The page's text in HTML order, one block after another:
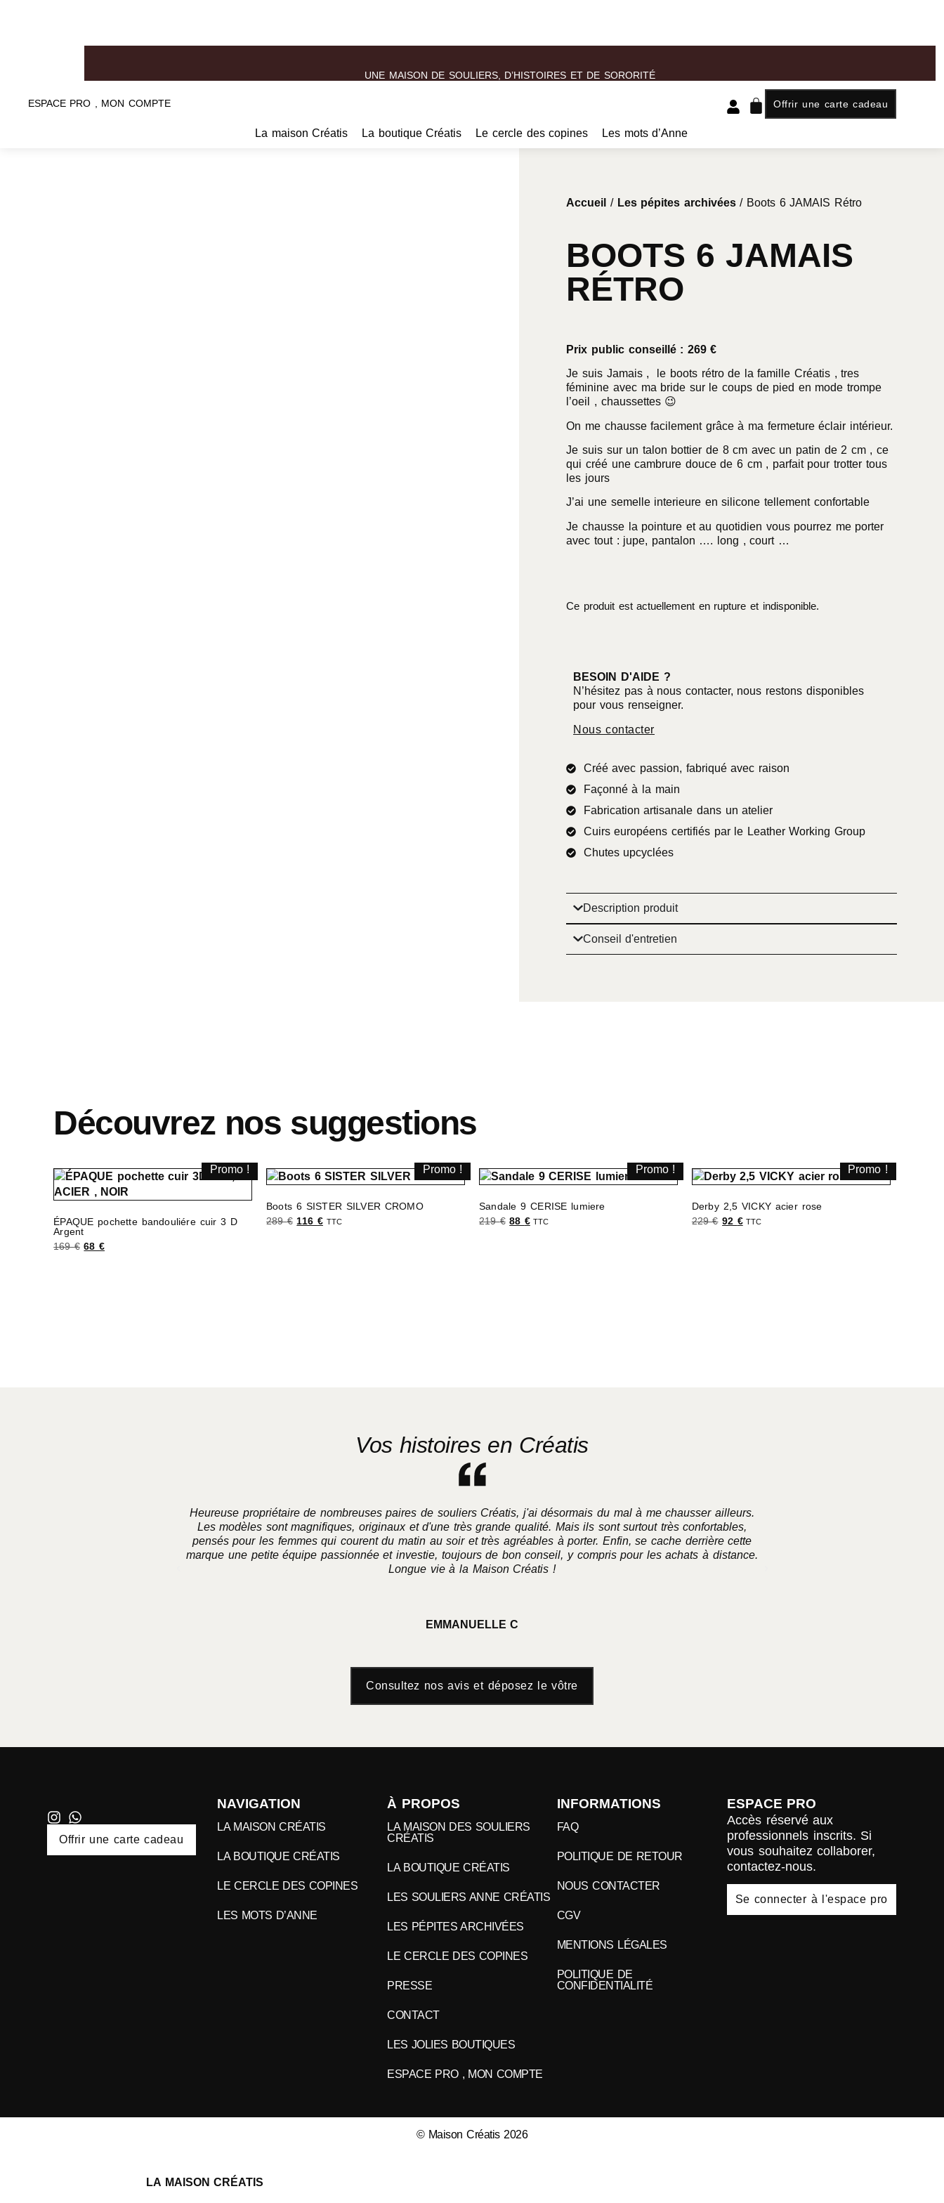
UNE MAISON DE SOULIERS, D’HISTOIRES ET DE SORORITÉ
ESPACE PRO , MON COMPTE Offrir une carte cadeau
La maison Créatis La boutique Créatis Le cercle des copines Les mots d’Anne
Accueil / Les pépites archivées/ Boots 6 JAMAIS Rétro
BOOTS 6 JAMAIS
RÉTRO
Prix public conseillé : 269 €
Je suis Jamais , le boots rétro de la famille Créatis , tres
féminine avec ma bride sur le coups de pied en mode trompe
l’oeil , chaussettes 😉
On me chausse facilement grâce à ma fermeture éclair intérieur.
Je suis sur un talon bottier de 8 cm avec un patin de 2 cm , ce
qui créé une cambrure douce de 6 cm , parfait pour trotter tous
les jours
J’ai une semelle interieure en silicone tellement confortable
Je chausse la pointure et au quotidien vous pourrez me porter
avec tout : jupe, pantalon …. long , court …
Ce produit est actuellement en rupture et indisponible.
BESOIN D'AIDE ?
N’hésitez pas à nous contacter, nous restons disponibles
pour vous renseigner.
Nous contacter
Créé avec passion, fabriqué avec raison
Façonné à la main
Fabrication artisanale dans un atelier
Cuirs européens certifiés par le Leather Working Group
Chutes upcyclées
Description produit
Conseil d'entretien
Découvrez nos suggestions
Promo !
ÉPAQUE pochette bandouliére cuir 3 D
Argent
169€ 68€
Promo !
Boots 6 SISTER SILVER CROMO
289€ 116 €TTC
Promo !
Sandale 9 CERISE lumiere
219€ 88 €TTC
Promo !
Derby 2,5 VICKY acier rose
229€ 92 €TTC
Vos histoires en Créatis
Heureuse propriétaire de nombreuses paires de souliers Créatis, j'ai désormais du mal à me chausser ailleurs.
Les modèles sont magnifiques, originaux et d'une très grande qualité. Mais ils sont surtout très confortables,
pensés pour les femmes qui courent du matin au soir et très agréables à porter. Enfin, se cache derrière cette
marque une petite équipe passionnée et investie, toujours de bon conseil, y compris pour les achats à distance.
Longue vie à la Maison Créatis !
EMMANUELLE C
Consultez nos avis et déposez le vôtre
Offrir une carte cadeau
NAVIGATION
LA MAISON CRÉATIS
LA BOUTIQUE CRÉATIS
LE CERCLE DES COPINES
LES MOTS D’ANNE
À PROPOS
LA MAISON DES SOULIERS
CRÉATIS
LA BOUTIQUE CRÉATIS
LES SOULIERS ANNE CRÉATIS
LES PÉPITES ARCHIVÉES
LE CERCLE DES COPINES
PRESSE
CONTACT
LES JOLIES BOUTIQUES
ESPACE PRO , MON COMPTE
INFORMATIONS
FAQ
POLITIQUE DE RETOUR
NOUS CONTACTER
CGV
MENTIONS LÉGALES
POLITIQUE DE
CONFIDENTIALITÉ
ESPACE PRO
Accès réservé aux
professionnels inscrits. Si
vous souhaitez collaborer,
contactez-nous.
Se connecter à l'espace pro
© Maison Créatis 2026
LA MAISON CRÉATIS